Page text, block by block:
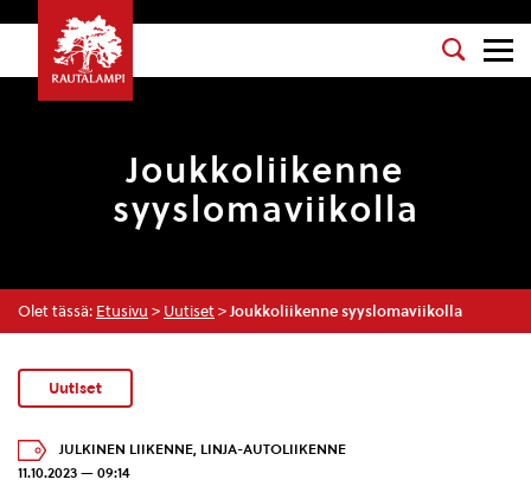
Joukkoliikenne
syyslomaviikolla
Olet tässä: Etusivu > Uutiset >Joukkoliikenne syyslomaviikolla
Uutiset
JULKINEN LIIKENNE, LINJA-AUTOLIIKENNE
11.10.2023 — 09:14